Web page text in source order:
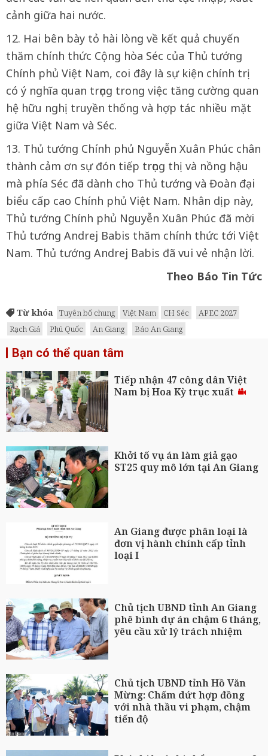
cảnh giữa hai nước.
12. Hai bên bày tỏ hài lòng về kết quả chuyến
thăm chính thức Cộng hòa Séc của Thủ tướng
Chính phủ Việt Nam, coi đây là sự kiện chính trị
có ý nghĩa quan trọng trong việc tăng cường quan
hệ hữu nghị truyền thống và hợp tác nhiều mặt
giữa Việt Nam và Séc.
13. Thủ tướng Chính phủ Nguyễn Xuân Phúc chân
thành cảm ơn sự đón tiếp trọng thị và nồng hậu
mà phía Séc đã dành cho Thủ tướng và Đoàn đại
biểu cấp cao Chính phủ Việt Nam. Nhân dịp này,
Thủ tướng Chính phủ Nguyễn Xuân Phúc đã mời
Thủ tướng Andrej Babis thăm chính thức tới Việt
Nam. Thủ tướng Andrej Babis đã vui vẻ nhận lời.
Theo Báo Tin Tức
Từ khóa Tuyên bố chung Việt Nam CH Séc
APEC 2027
Rạch Giá
Phú Quốc An Giang Báo An Giang
Bạn có thể quan tâm
Tiếp nhận 47 công dân Việt
Nam bị Hoa Kỳ trục xuất
Khởi tố vụ án làm giả gạo
ST25 quy mô lớn tại An Giang
An Giang được phân loại là
đơn vị hành chính cấp tỉnh
loại I
Chủ tịch UBND tỉnh An Giang
phê bình dự án chậm 6 tháng,
yêu cầu xử lý trách nhiệm
Chủ tịch UBND tỉnh Hồ Văn
Mừng: Chấm dứt hợp đồng
với nhà thầu vi phạm, chậm
tiến độ